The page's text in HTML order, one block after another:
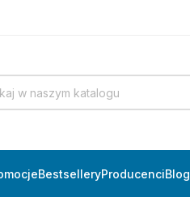
BestselleryProducenciBlog